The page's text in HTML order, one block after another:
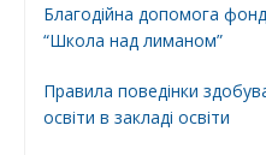
Благодійна допомога
“Школа над лиманом”
Правила поведінки
освіти в закладі освіти